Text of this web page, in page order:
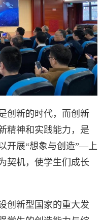
创新的时代，而创新
精神和实践能力，是
开展“想象与创造”—上
契机，使学生们成长
创新型国家的重大发